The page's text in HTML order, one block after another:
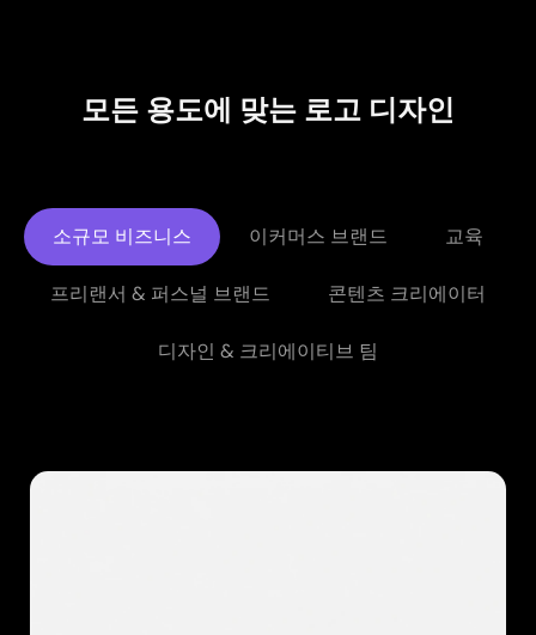
모든 용도에 맞는 로고 디자인
소규모 비즈니스 이커머스 브랜드 교육
프리랜서 & 퍼스널 브랜드 콘텐츠 크리에이터
디자인 & 크리에이티브 팀